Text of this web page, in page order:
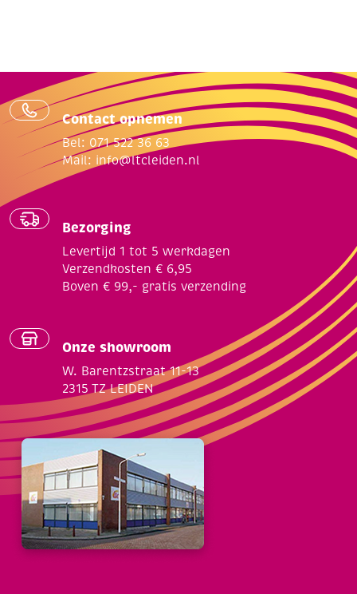
Contact opnemen
Bel: 071 522 36 63
Mail: info@ltcleiden.nl
Bezorging
Levertijd 1 tot 5 werkdagen
Verzendkosten € 6,95
Boven € 99,- gratis verzending
Onze showroom
W. Barentzstraat 11-13
2315 TZ LEIDEN